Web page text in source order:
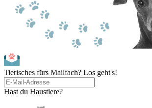
Tierisches fürs Mailfach? Los geht's!
Hast du Haustiere?